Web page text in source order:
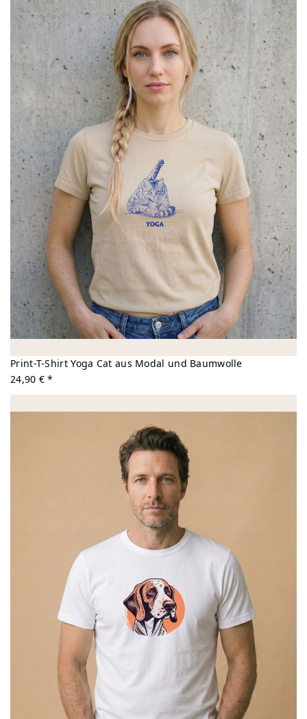
Print-T-Shirt Yoga Cat aus Modal und Baumwolle
24,90 € *